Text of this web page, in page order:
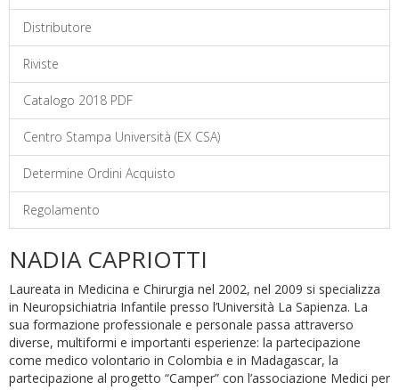
Distributore
Riviste
Catalogo 2018 PDF
Centro Stampa Università (EX CSA)
Determine Ordini Acquisto
Regolamento
NADIA CAPRIOTTI
Laureata in Medicina e Chirurgia nel 2002, nel 2009 si specializza
in Neuropsichiatria Infantile presso l’Università La Sapienza. La
sua formazione professionale e personale passa attraverso
diverse, multiformi e importanti esperienze: la partecipazione
come medico volontario in Colombia e in Madagascar, la
partecipazione al progetto “Camper” con l’associazione Medici per